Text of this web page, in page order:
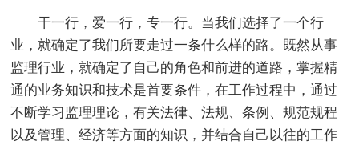
干一行，爱一行，专一行。当我们选择了一个行
业，就确定了我们所要走过一条什么样的路。既然从事
监理行业，就确定了自己的角色和前进的道路，掌握精
通的业务知识和技术是首要条件，在工作过程中，通过
不断学习监理理论，有关法律、法规、条例、规范规程
以及管理、经济等方面的知识，并结合自己以往的工作